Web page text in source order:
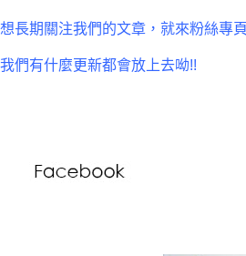
想長期關注我們的文章，就來粉絲專
我們有什麼更新都會放上去呦!!